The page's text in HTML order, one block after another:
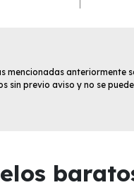
mencionadas anteriormente
sin previo aviso y no se